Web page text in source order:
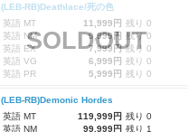
(LEB-RB)Deathlace/死の色
英語 MT
11,999円 残り 0
英語 NM
9,999円 残り 0
英語 EX
7,999円 残り 0
英語 VG
6,999円 残り 0
英語 PR
5,999円 残り 0
SOLDOUT
(LEB-RB)Demonic Hordes
英語 MT
119,999円 残り 0
英語 NM
99,999円 残り 1